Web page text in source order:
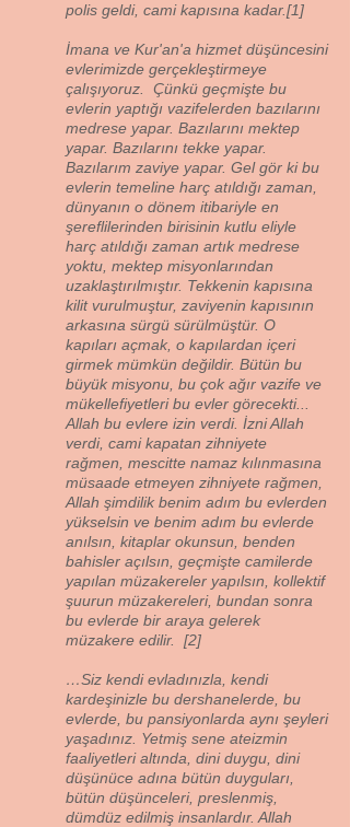
polis geldi, cami kapısına kadar.[1]
İmana ve Kur'an'a hizmet düşüncesini
evlerimizde gerçekleştirmeye
çalışıyoruz. Çünkü geçmişte bu
evlerin yaptığı vazifelerden bazılarını
medrese yapar. Bazılarını mektep
yapar. Bazılarını tekke yapar.
Bazılarım zaviye yapar. Gel gör ki bu
evlerin temeline harç atıldığı zaman,
dünyanın o dönem itibariyle en
şereflilerinden birisinin kutlu eliyle
harç atıldığı zaman artık medrese
yoktu, mektep misyonlarından
uzaklaştırılmıştır. Tekkenin kapısına
kilit vurulmuştur, zaviyenin kapısının
arkasına sürgü sürülmüştür. O
kapıları açmak, o kapılardan içeri
girmek mümkün değildir. Bütün bu
büyük misyonu, bu çok ağır vazife ve
mükellefiyetleri bu evler görecekti...
Allah bu evlere izin verdi. İzni Allah
verdi, cami kapatan zihniyete
rağmen, mescitte namaz kılınmasına
müsaade etmeyen zihniyete rağmen,
Allah şimdilik benim adım bu evlerden
yükselsin ve benim adım bu evlerde
anılsın, kitaplar okunsun, benden
bahisler açılsın, geçmişte camilerde
yapılan müzakereler yapılsın, kollektif
şuurun müzakereleri, bundan sonra
bu evlerde bir araya gelerek
müzakere edilir. [2]
…Siz kendi evladınızla, kendi
kardeşinizle bu dershanelerde, bu
evlerde, bu pansiyonlarda aynı şeyleri
yaşadınız. Yetmiş sene ateizmin
faaliyetleri altında, dini duygu, dini
düşünüce adına bütün duyguları,
bütün düşünceleri, preslenmiş,
dümdüz edilmiş insanlardır. Allah